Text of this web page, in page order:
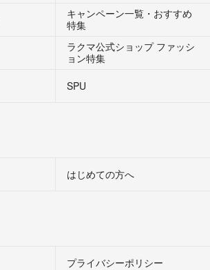
キャンペーン一覧・おすすめ
特集
ラクマ公式ショップ ファッシ
ョン特集
SPU
はじめての方へ
プライバシーポリシー